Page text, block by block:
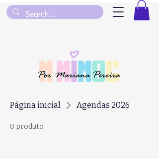
Página inicial Agendas 2026
0 produto